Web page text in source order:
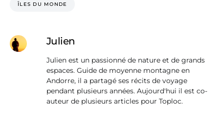
ÎLES DU MONDE
Julien
Julien est un passionné de nature et de grands
espaces. Guide de moyenne montagne en
Andorre, il a partagé ses récits de voyage
pendant plusieurs années. Aujourd'hui il est co-
auteur de plusieurs articles pour Toploc.